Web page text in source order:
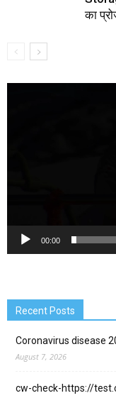
का
00:00
Recent Posts
Coronavirus disease
August 7, 2026
cw-check-https://